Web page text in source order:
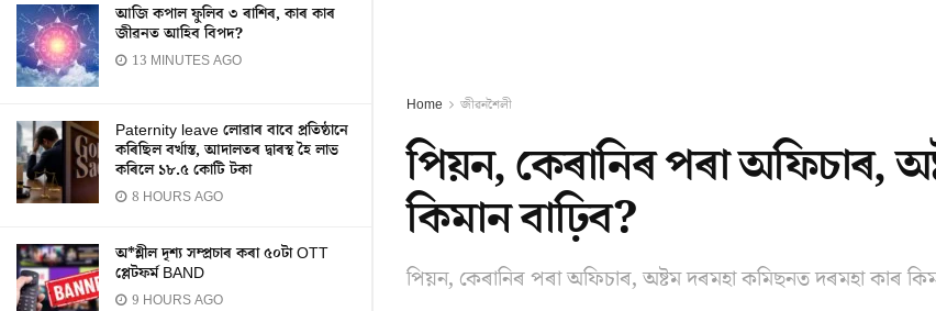
আজি কপাল ফুলিব ৩ ৰাশিৰ, কাৰ কাৰ
জীৱনত আহিব বিপদ?
13 MINUTES AGO
Paternity leave লোৱাৰ বাবে প্ৰতিষ্ঠানে
কৰিছিল বৰ্খাস্ত, আদালতৰ দ্বাৰস্থ হৈ লাভ
কৰিলে ১৮.৫ কোটি টকা
8 HOURS AGO
অ*শ্লীল দৃশ্য সম্প্ৰচাৰ কৰা ৫০টা OTT
প্লেটফৰ্ম BAND
9 HOURS AGO
Home জীৱনশৈলী
পিয়ন, কেৰানিৰ পৰা অফিচাৰ,
কিমান বাঢ়িব?
পিয়ন, কেৰানিৰ পৰা অফিচাৰ, অষ্টম দৰমহা কমিছনত দৰমহা কাৰ